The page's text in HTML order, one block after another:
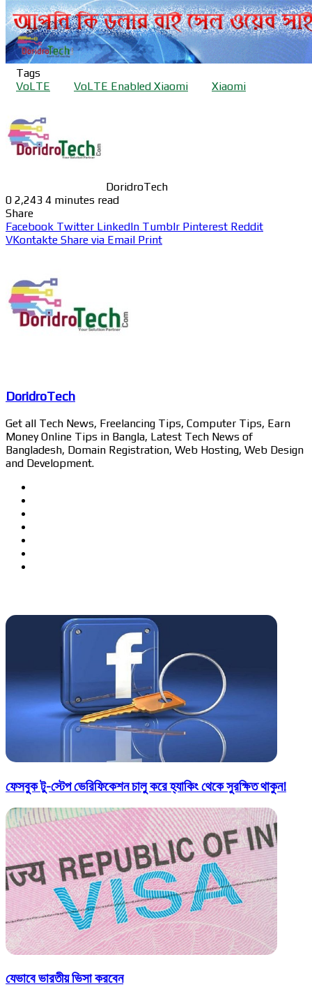
Tags
VoLTE
VoLTE Enabled Xiaomi Xiaomi
DoridroTech
0 2,243 4 minutes read
Share
Facebook Twitter LinkedIn Tumblr Pinterest Reddit
VKontakte Share via Email Print
DoridroTech
Get all Tech News, Freelancing Tips, Computer Tips, Earn
Money Online Tips in Bangla, Latest Tech News of
Bangladesh, Domain Registration, Web Hosting, Web Design
and Development.
ফেসবুক টু-স্টেপ ভেরিফিকেশন চালু করে হ্যাকিং থেকে সুরক্ষিত থাকুন!
যেভাবে ভারতীয় ভিসা করবেন